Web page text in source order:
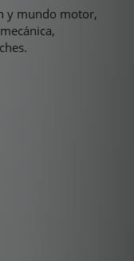
y mundo motor,